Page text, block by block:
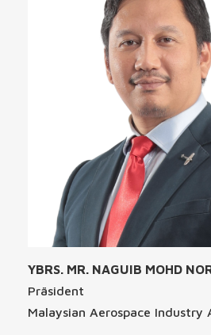
YBRS. MR. NAGUIB MOHD
Präsident
Malaysian Aerospace Industry